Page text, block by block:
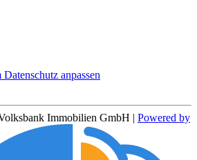
anpassen
Immobilien GmbH | Powered by